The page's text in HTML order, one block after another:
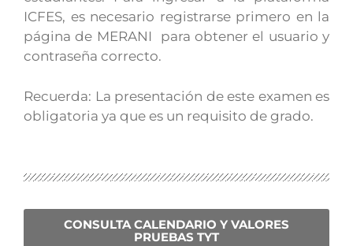
ICFES, es necesario registrarse primero en la
página de MERANI para obtener el usuario y
contraseña correcto.
Recuerda: La presentación de este examen es
obligatoria ya que es un requisito de grado.
CONSULTA CALENDARIO Y VALORES
PRUEBAS TYT